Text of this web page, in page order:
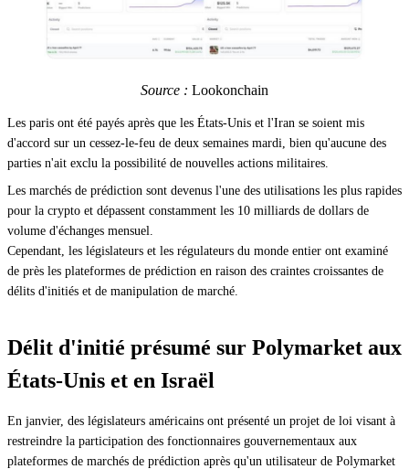
Source : Lookonchain
Les paris ont été payés après que les États-Unis et l'Iran se soient mis
d'accord sur un cessez-le-feu de deux semaines mardi, bien qu'aucune des
parties n'ait exclu la possibilité de nouvelles actions militaires.
Les marchés de prédiction sont devenus l'une des utilisations les plus rapides
pour la crypto et dépassent constamment les 10 milliards de dollars de
volume d'échanges mensuel.
Cependant, les législateurs et les régulateurs du monde entier ont examiné
de près les plateformes de prédiction en raison des craintes croissantes de
délits d'initiés et de manipulation de marché.
Délit d'initié présumé sur Polymarket aux
États-Unis et en Israël
En janvier, des législateurs américains ont présenté un projet de loi visant à
restreindre la participation des fonctionnaires gouvernementaux aux
plateformes de marchés de prédiction après qu'un utilisateur de Polymarket